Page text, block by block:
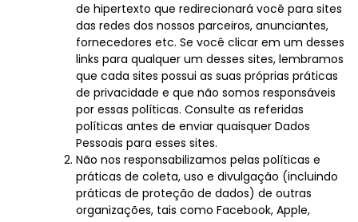
de hipertexto que redirecionará você para sites
das redes dos nossos parceiros, anunciantes,
fornecedores etc. Se você clicar em um desses
links para qualquer um desses sites, lembramos
que cada sites possui as suas próprias práticas
de privacidade e que não somos responsáveis
por essas políticas. Consulte as referidas
políticas antes de enviar quaisquer Dados
Pessoais para esses sites.
Não nos responsabilizamos pelas políticas e
práticas de coleta, uso e divulgação (incluindo
práticas de proteção de dados) de outras
organizações, tais como Facebook, Apple,